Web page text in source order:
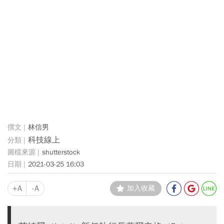
林信男
科技線上
shutterstock
2021-03-25 16:03
+A -A 加入收藏